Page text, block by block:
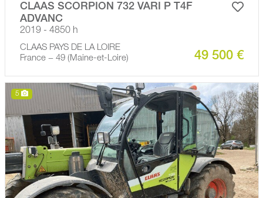
CLAAS SCORPION 732 VARI P T4F
ADVANC
2019 - 4850 h
CLAAS PAYS DE LA LOIRE
France − 49 (Maine-et-Loire)
49 500 €
5